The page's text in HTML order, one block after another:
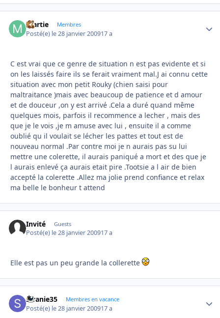
martie Membres
Posté(e) le 28 janvier 200917 a
C est vrai que ce genre de situation n est pas evidente et si
on les laissés faire ils se ferait vraiment mal.J ai connu cette
situation avec mon petit Rouky (chien saisi pour
maltraitance )mais avec beaucoup de patience et d amour
et de douceur ,on y est arrivé .Cela a duré quand même
quelques mois, parfois il recommence a lecher , mais des
que je le vois ,je m amuse avec lui , ensuite il a comme
oublié qu il voulait se lécher les pattes et tout est de
nouveau normal .Par contre moi je n aurais pas su lui
mettre une colerette, il aurais paniqué a mort et des que je
l aurais enlevé ça aurais etait pire .Tootsie a l air de bien
accepté la colerette .Allez ma jolie prend confiance et relax
ma belle le bonheur t attend
Invité Guests
Posté(e) le 28 janvier 200917 a
Elle est pas un peu grande la collerette
swanie35 Membres en vacance
Posté(e) le 28 janvier 200917 a